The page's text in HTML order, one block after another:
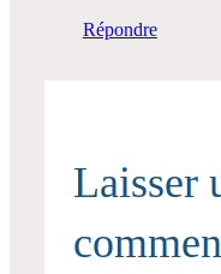
Répondre
Laisser